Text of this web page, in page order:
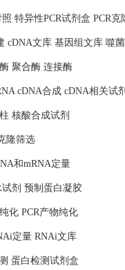
照 特异性PCR试剂盒 PCR
cDNA文库 基因组文库 噬
聚合酶 连接酶
cDNA合成 cDNA相关试剂
核酸合成试剂
隆筛选
和mRNA定量
试剂 预制蛋白凝胶
化 PCR产物纯化
定量 RNAi文库
蛋白检测试剂盒